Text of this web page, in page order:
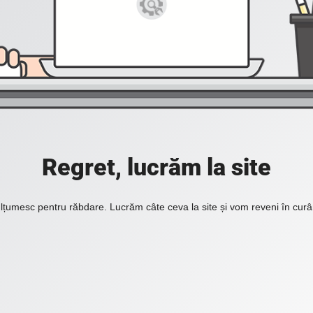
Regret, lucrăm la site
pentru răbdare. Lucrăm câte ceva la site și vom reveni în